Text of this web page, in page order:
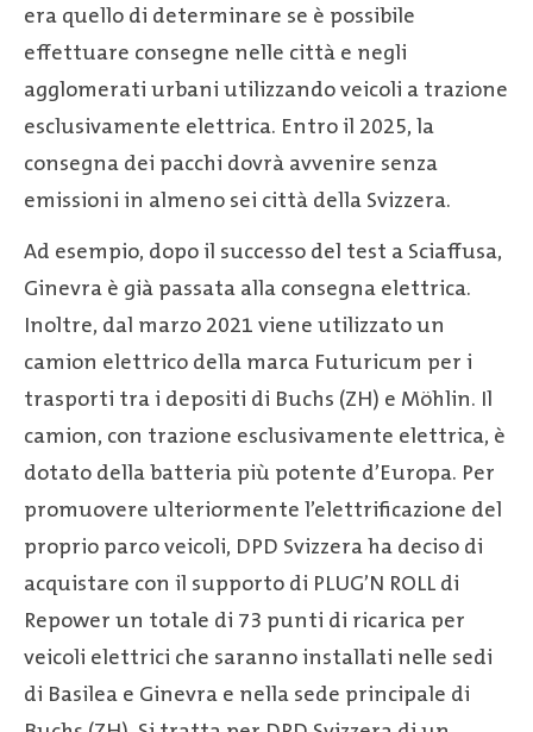
era quello di determinare se è possibile
effettuare consegne nelle città e negli
agglomerati urbani utilizzando veicoli a trazione
esclusivamente elettrica. Entro il 2025, la
consegna dei pacchi dovrà avvenire senza
emissioni in almeno sei città della Svizzera.
Ad esempio, dopo il successo del test a Sciaffusa,
Ginevra è già passata alla consegna elettrica.
Inoltre, dal marzo 2021 viene utilizzato un
camion elettrico della marca Futuricum per i
trasporti tra i depositi di Buchs (ZH) e Möhlin. Il
camion, con trazione esclusivamente elettrica, è
dotato della batteria più potente d’Europa. Per
promuovere ulteriormente l’elettrificazione del
proprio parco veicoli, DPD Svizzera ha deciso di
acquistare con il supporto di PLUG’N ROLL di
Repower un totale di 73 punti di ricarica per
veicoli elettrici che saranno installati nelle sedi
di Basilea e Ginevra e nella sede principale di